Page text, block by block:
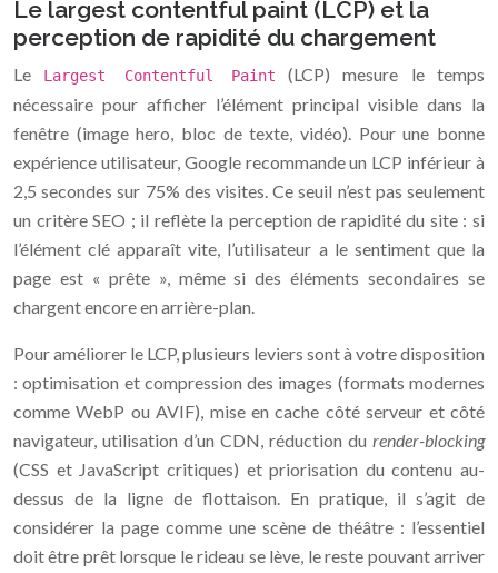
Le largest contentful paint (LCP) et la
perception de rapidité du chargement
Le Largest Contentful Paint
(LCP) mesure le temps
nécessaire pour afficher l’élément principal visible dans la
fenêtre (image hero, bloc de texte, vidéo). Pour une bonne
expérience utilisateur, Google recommande un LCP inférieur à
2,5 secondes sur 75% des visites. Ce seuil n’est pas seulement
un critère SEO ; il reflète la perception de rapidité du site : si
l’élément clé apparaît vite, l’utilisateur a le sentiment que la
page est « prête », même si des éléments secondaires se
chargent encore en arrière-plan.
Pour améliorer le LCP, plusieurs leviers sont à votre disposition
: optimisation et compression des images (formats modernes
comme WebP ou AVIF), mise en cache côté serveur et côté
navigateur, utilisation d’un CDN, réduction du render-blocking
(CSS et JavaScript critiques) et priorisation du contenu au-
dessus de la ligne de flottaison. En pratique, il s’agit de
considérer la page comme une scène de théâtre : l’essentiel
doit être prêt lorsque le rideau se lève, le reste pouvant arriver